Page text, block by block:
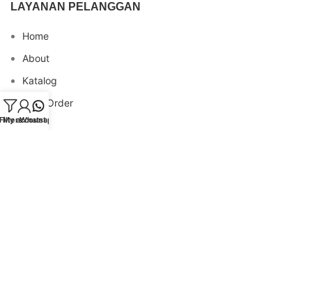
LAYANAN PELANGGAN
Home
About
Katalog
Cara Order
Blog
My account
Whatsapp